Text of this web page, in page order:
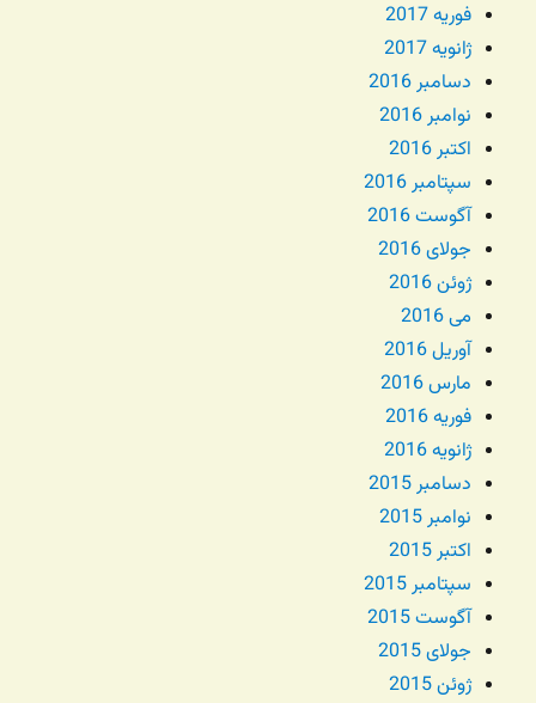
فوریه 2017
ژانویه 2017
دسامبر 2016
نوامبر 2016
اکتبر 2016
سپتامبر 2016
آگوست 2016
جولای 2016
ژوئن 2016
می 2016
آوریل 2016
مارس 2016
فوریه 2016
ژانویه 2016
دسامبر 2015
نوامبر 2015
اکتبر 2015
سپتامبر 2015
آگوست 2015
جولای 2015
ژوئن 2015